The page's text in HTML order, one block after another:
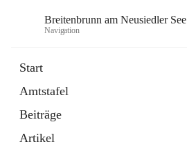
Breitenbrunn am Neusiedler See
Navigation
Start
Amtstafel
Beiträge
Artikel
18 Schnellzugriffe
Gemeindeservice